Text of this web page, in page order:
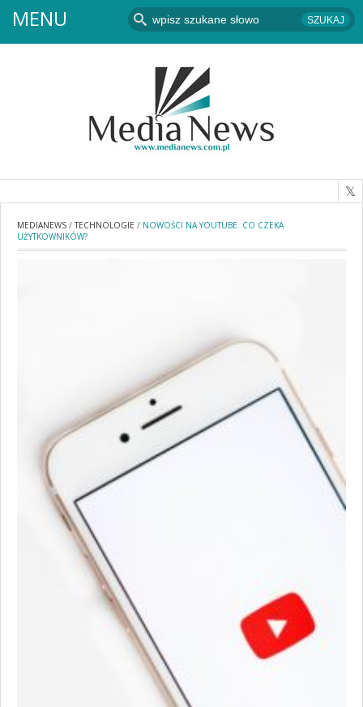
MENU
MEDIANEWS /TECHNOLOGIE / NOWOŚCI NA YOUTUBE. CO CZEKA
UŻYTKOWNIKÓW?